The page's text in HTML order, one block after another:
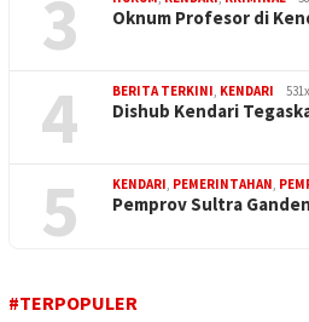
3 Oknum Profesor di
4 BERITA TERKINI, KENDARI
Dishub Kendari
5 KENDARI, PEMERINTAHAN,
Pemprov Sultra
#TERPOPULER